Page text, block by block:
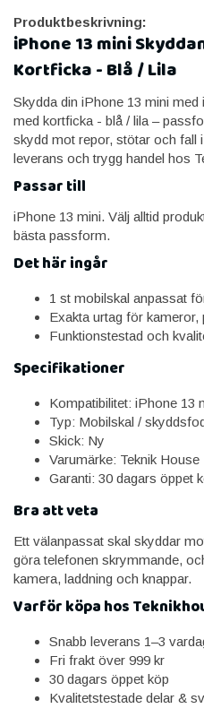
Produktbeskrivning:
iPhone 13 mini
Kortficka - Blå / Lila
Skydda din iPhone 13 mini
med kortficka - blå / lila –
skydd mot repor, stötar och fall
leverans och trygg handel hos
Passar till
iPhone 13 mini. Välj alltid
bästa passform.
Det här ingår
1 st mobilskal anpassat
Exakta urtag för kameror,
Funktionstestad och
Specifikationer
Kompatibilitet: iPhone 13
Typ: Mobilskal /
Skick: Ny
Varumärke: Teknik House
Garanti: 30 dagars öppet
Bra att veta
Ett välanpassat skal skyddar
göra telefonen skrymmande,
kamera, laddning och knappar.
Varför köpa hos
Snabb leverans 1–3
Fri frakt över 999 kr
30 dagars öppet köp
Kvalitetstestade delar &